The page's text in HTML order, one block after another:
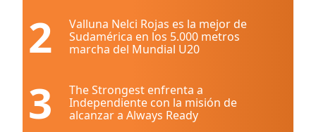
2
Valluna Nelci Rojas es la mejor de
Sudamérica en los 5.000 metros
marcha del Mundial U20
3
The Strongest enfrenta a
Independiente con la misión de
alcanzar a Always Ready